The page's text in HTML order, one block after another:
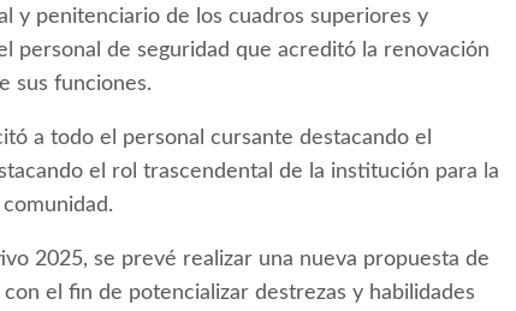
y penitenciario de los cuadros superiores y
personal de seguridad que acreditó la renovación
sus funciones.
a todo el personal cursante destacando el
el rol trascendental de la institución para la
2025, se prevé realizar una nueva propuesta de
el fin de potencializar destrezas y habilidades